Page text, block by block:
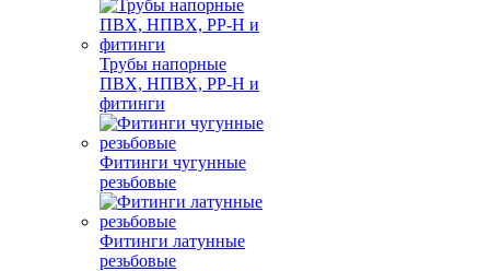
Трубы напорные
ПВХ, НПВХ, PP-H и
фитинги
Фитинги чугунные
резьбовые
Фитинги латунные
резьбовые